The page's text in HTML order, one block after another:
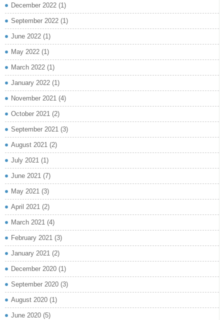
December 2022 (1)
September 2022 (1)
June 2022 (1)
May 2022 (1)
March 2022 (1)
January 2022 (1)
November 2021 (4)
October 2021 (2)
September 2021 (3)
August 2021 (2)
July 2021 (1)
June 2021 (7)
May 2021 (3)
April 2021 (2)
March 2021 (4)
February 2021 (3)
January 2021 (2)
December 2020 (1)
September 2020 (3)
August 2020 (1)
June 2020 (5)